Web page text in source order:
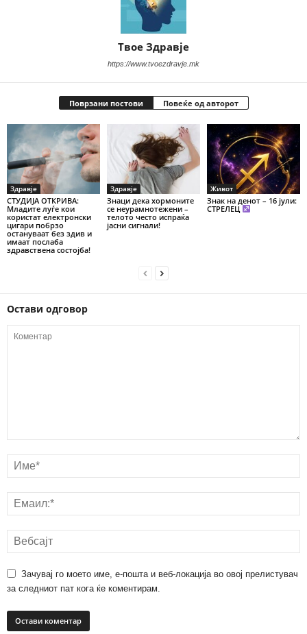
Твое Здравје
https://www.tvoezdravje.mk
Поврзани постови Повеќе од авторот
Здравје
СТУДИЈА ОТКРИВА:
Младите луѓе кои
користат електронски
цигари побрзо
остануваат без здив и
имаат послаба
здравствена состојба!
Здравје
Знаци дека хормоните
се неурамнотежени –
телото често испраќа
јасни сигнали!
Живот
Знак на денот – 16 јули:
СТРЕЛЕЦ
Остави одговор
Зачувај го моето име, е-пошта и веб-локација во овој прелистувач
за следниот пат кога ќе коментирам.